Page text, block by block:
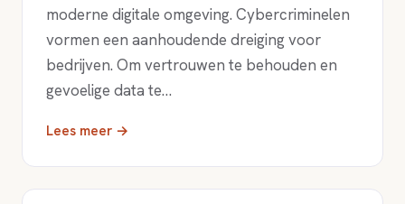
moderne digitale omgeving. Cybercriminelen
vormen een aanhoudende dreiging voor
bedrijven. Om vertrouwen te behouden en
gevoelige data te…
Lees meer →